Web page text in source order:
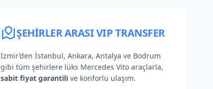
ŞEHIRLER ARASI VIP TRANSFER
İzmir’den İstanbul, Ankara, Antalya ve Bodrum
gibi tüm şehirlere lüks Mercedes Vito araçlarla,
sabit fiyat garantili ve konforlu ulaşım.